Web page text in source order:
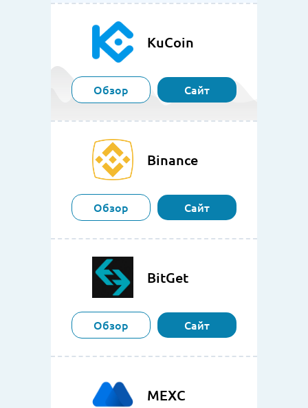
KuCoin
Обзор Сайт
Binance
Обзор Сайт
BitGet
Обзор Сайт
MEXC